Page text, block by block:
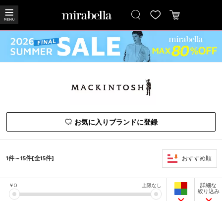
お気に入りブランドに登録
1件～15件[全15件] おすすめ順
￥0 上限なし
詳細な
絞り込み